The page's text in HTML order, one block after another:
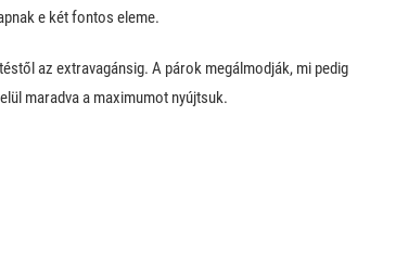
e két fontos eleme.
az extravagánsig. A párok megálmodják, mi pedig
maradva a maximumot nyújtsuk.